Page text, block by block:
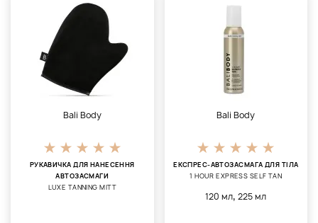
Bali Body
РУКАВИЧКА ДЛЯ НАНЕСЕННЯ
АВТОЗАСМАГИ
LUXE TANNING MITT
Bali Body
ЕКСПРЕС-АВТОЗАСМАГА ДЛЯ ТІЛА
1 HOUR EXPRESS SELF TAN
120 мл,225 мл